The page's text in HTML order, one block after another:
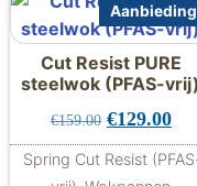
€99.00 tot €109.00
Cut Resist PURE
steelwok (PFAS-vrij)
€159.00 €129.00
Spring Cut Resist